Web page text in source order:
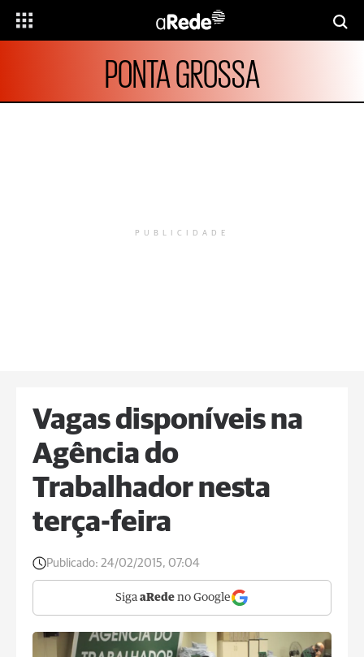
PONTA GROSSA
PUBLICIDADE
Vagas disponíveis na
Agência do
Trabalhador nesta
terça-feira
Publicado: 24/02/2015, 07:04
Siga aRede no Google